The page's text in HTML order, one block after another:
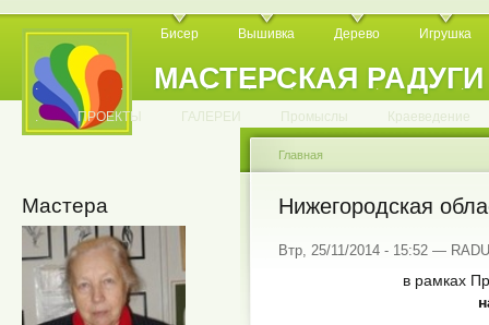
МАСТЕРСКАЯ РАДУГИ
Бисер Вышивка Дерево Игрушка
. . . . . . . . . . .
. ПРОЕКТЫ ГАЛЕРЕИ Промыслы Краеведение
Мастера
Главная
Нижегородская
Втр, 25/11/2014 - 15:52 —
в рамках